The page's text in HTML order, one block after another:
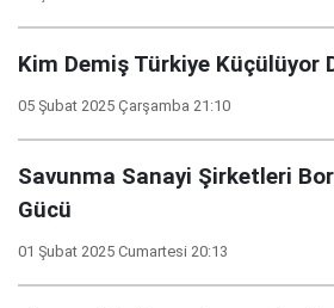
Kim Demiş Türkiye Küçülüyor
05 Şubat 2025 Çarşamba 21:10
Savunma Sanayi Şirketleri
Gücü
01 Şubat 2025 Cumartesi 20:13